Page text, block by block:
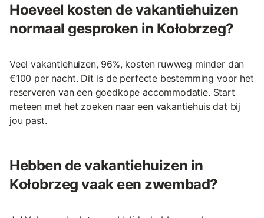
Hoeveel kosten de vakantiehuizen
normaal gesproken in Kołobrzeg?
Veel vakantiehuizen, 96%, kosten ruwweg minder dan
€100 per nacht. Dit is de perfecte bestemming voor het
reserveren van een goedkope accommodatie. Start
meteen met het zoeken naar een vakantiehuis dat bij
jou past.
Hebben de vakantiehuizen in
Kołobrzeg vaak een zwembad?